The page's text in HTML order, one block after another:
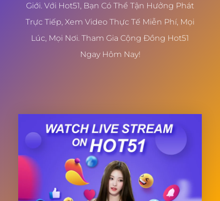
Giới. Với Hot51, Bạn Có Thể Tận Hưởng Phát
Trực Tiếp, Xem Video Thực Tế Miễn Phí, Mọi
Lúc, Mọi Nơi. Tham Gia Cộng Đồng Hot51
Ngay Hôm Nay!